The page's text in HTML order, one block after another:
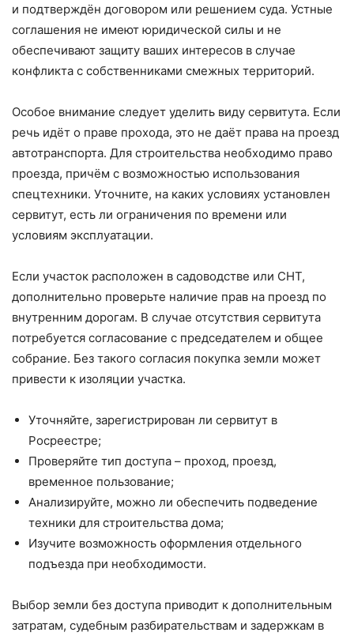
и подтверждён договором или решением суда. Устные
соглашения не имеют юридической силы и не
обеспечивают защиту ваших интересов в случае
конфликта с собственниками смежных территорий.
Особое внимание следует уделить виду сервитута. Если
речь идёт о праве прохода, это не даёт права на проезд
автотранспорта. Для строительства необходимо право
проезда, причём с возможностью использования
спецтехники. Уточните, на каких условиях установлен
сервитут, есть ли ограничения по времени или
условиям эксплуатации.
Если участок расположен в садоводстве или СНТ,
дополнительно проверьте наличие прав на проезд по
внутренним дорогам. В случае отсутствия сервитута
потребуется согласование с председателем и общее
собрание. Без такого согласия покупка земли может
привести к изоляции участка.
Уточняйте, зарегистрирован ли сервитут в
Росреестре;
Проверяйте тип доступа – проход, проезд,
временное пользование;
Анализируйте, можно ли обеспечить подведение
техники для строительства дома;
Изучите возможность оформления отдельного
подъезда при необходимости.
Выбор земли без доступа приводит к дополнительным
затратам, судебным разбирательствам и задержкам в